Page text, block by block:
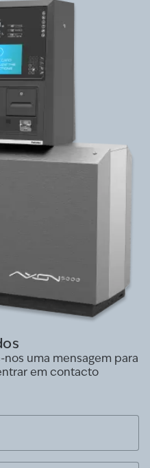
uma mensagem para
em contacto